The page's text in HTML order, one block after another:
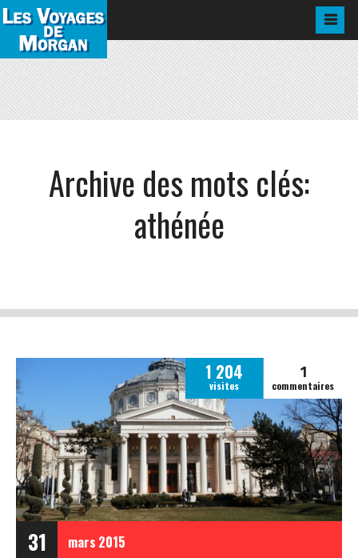
Archive des mots clés:
athénée
31 mars 2015
1 204
visites
1
commentaires